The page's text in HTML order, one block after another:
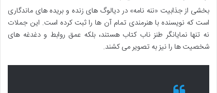
بخشی از جذابیت «ننه نامه» در دیالوگ های زنده و بریده های ماندگاری
است که نویسنده با هنرمندی تمام آن ها را ثبت کرده است. این جملات
نه تنها نمایانگر طنز ناب کتاب هستند، بلکه عمق روابط و دغدغه های
شخصیت ها را نیز به تصویر می کشند.